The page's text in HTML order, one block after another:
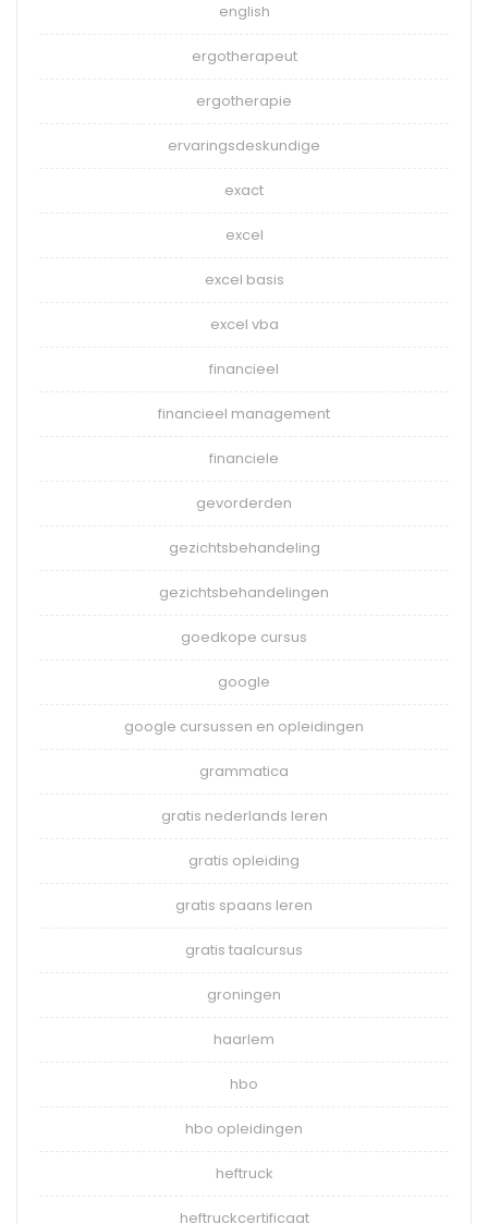
english
ergotherapeut
ergotherapie
ervaringsdeskundige
exact
excel
excel basis
excel vba
financieel
financieel management
financiele
gevorderden
gezichtsbehandeling
gezichtsbehandelingen
goedkope cursus
google
google cursussen en opleidingen
grammatica
gratis nederlands leren
gratis opleiding
gratis spaans leren
gratis taalcursus
groningen
haarlem
hbo
hbo opleidingen
heftruck
heftruckcertificaat